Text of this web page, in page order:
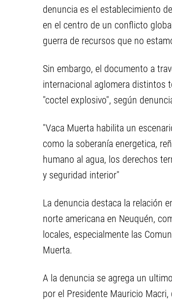
denuncia es el establecimiento
en el centro de un conflicto
guerra de recursos que no
Sin embargo, el documento a
internacional aglomera distintos
"coctel explosivo", según
"Vaca Muerta habilita un
como la soberanía energetica,
humano al agua, los derechos
y seguridad interior"
La denuncia destaca la relación
norte americana en Neuquén,
locales, especialmente las
Muerta.
A la denuncia se agrega un
por el Presidente Mauricio